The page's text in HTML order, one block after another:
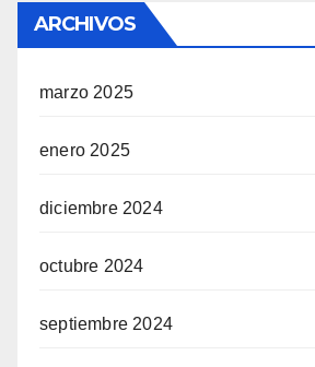
ARCHIVOS
marzo 2025
enero 2025
diciembre 2024
octubre 2024
septiembre 2024